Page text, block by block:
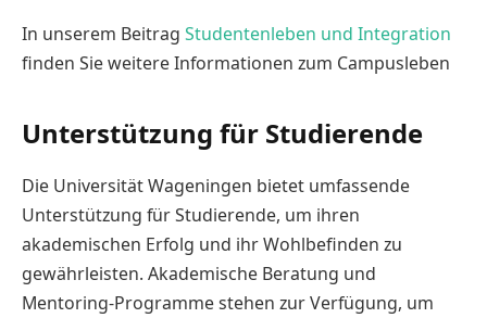
In unserem Beitrag Studentenleben und Integration
finden Sie weitere Informationen zum Campusleben
Unterstützung für Studierende
Die Universität Wageningen bietet umfassende
Unterstützung für Studierende, um ihren
akademischen Erfolg und ihr Wohlbefinden zu
gewährleisten. Akademische Beratung und
Mentoring-Programme stehen zur Verfügung, um